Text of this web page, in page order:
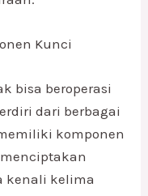
Kunci
bisa beroperasi
dari berbagai
komponen
kenali kelima